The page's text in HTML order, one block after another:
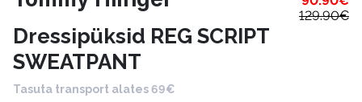
129.90€
Dressipüksid REG SCRIPT
SWEATPANT
Tasuta transport alates 69€